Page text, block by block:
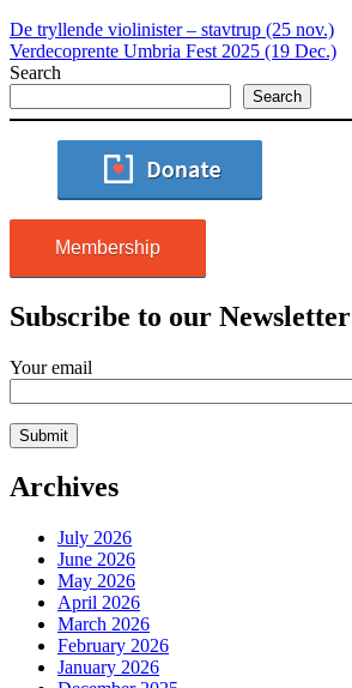
De tryllende violinister – stavtrup (25 nov.)
Verdecoprente Umbria Fest 2025 (19 Dec.)
Search
Search
Membership
Subscribe to our Newsletter
Your email
Archives
July 2026
June 2026
May 2026
April 2026
March 2026
February 2026
January 2026